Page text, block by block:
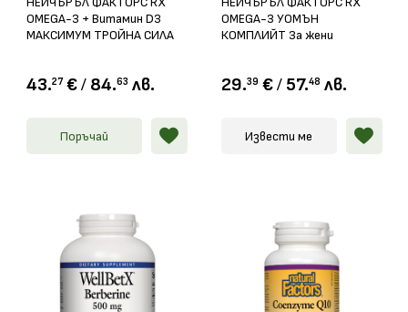
OMEGA-3 + Витамин D3
МАКСИМУМ ТРОЙНА СИЛА
43.27 € / 84.63 лв.
Поръчай
OMEGA-3 УОМЪН
КОМПЛИЙТ За жени
29.39 € / 57.48 лв.
Извести ме